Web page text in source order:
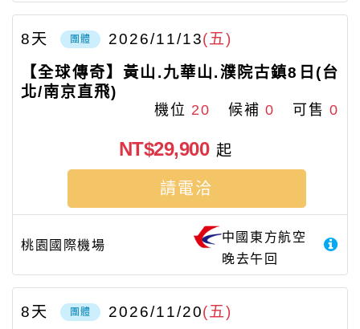
團體 2026/11/13(五)
8天
【全球傳奇】黃山.九華山.濮院古鎮8日(台
北/南京直飛)
機位 20 候補0 可售0
桃園國際機場
中國東方航空
晚去午回
NT$29,900 起
請電洽
團體 2026/11/20(五)
8天